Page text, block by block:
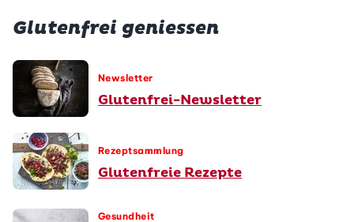
Glutenfrei geniessen
Newsletter
Glutenfrei-Newsletter
Rezeptsammlung
Glutenfreie Rezepte
Gesundheit